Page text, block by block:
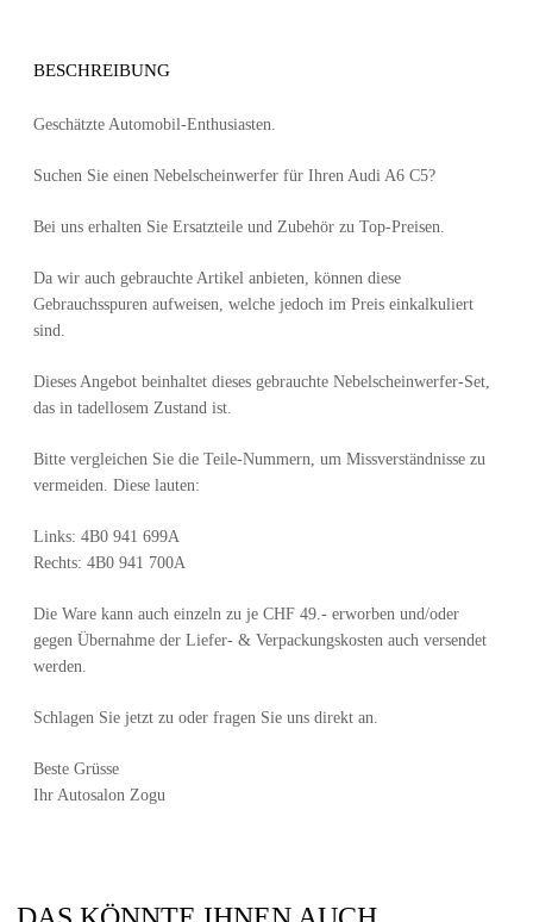
BESCHREIBUNG
Geschätzte Automobil-Enthusiasten.
Suchen Sie einen Nebelscheinwerfer für Ihren Audi A6 C5?
Bei uns erhalten Sie Ersatzteile und Zubehör zu Top-Preisen.
Da wir auch gebrauchte Artikel anbieten, können diese
Gebrauchsspuren aufweisen, welche jedoch im Preis einkalkuliert
sind.
Dieses Angebot beinhaltet dieses gebrauchte Nebelscheinwerfer-Set,
das in tadellosem Zustand ist.
Bitte vergleichen Sie die Teile-Nummern, um Missverständnisse zu
vermeiden. Diese lauten:
Links: 4B0 941 699A
Rechts: 4B0 941 700A
Die Ware kann auch einzeln zu je CHF 49.- erworben und/oder
gegen Übernahme der Liefer- & Verpackungskosten auch versendet
werden.
Schlagen Sie jetzt zu oder fragen Sie uns direkt an.
Beste Grüsse
Ihr Autosalon Zogu